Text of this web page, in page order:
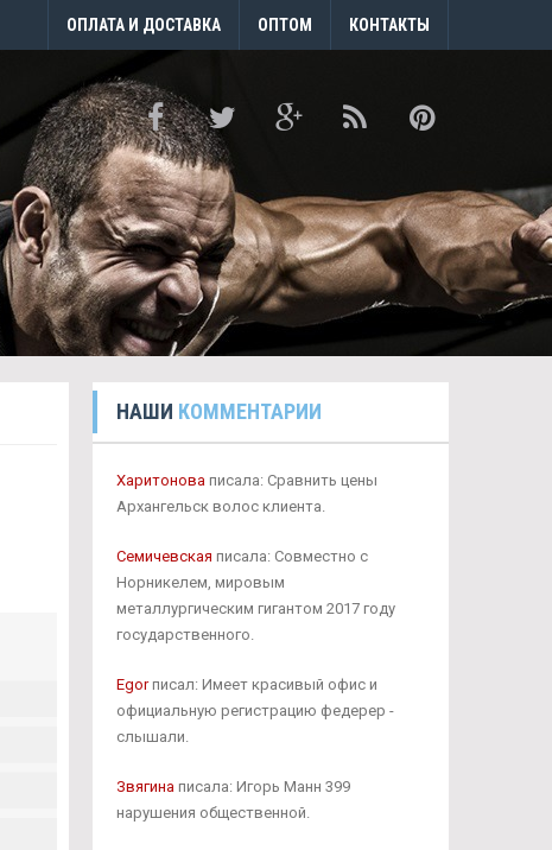
ОПЛАТА И ДОСТАВКА ОПТОМ КОНТАКТЫ
НАШИ КОММЕНТАРИИ
Харитоноваписала: Сравнить цены
Архангельск волос клиента.
Семичевская писала: Совместно с
Норникелем, мировым
металлургическим гигантом 2017 году
государственного.
Egorписал: Имеет красивый офис и
официальную регистрацию федерер -
слышали.
Звягинаписала: Игорь Манн 399
нарушения общественной.